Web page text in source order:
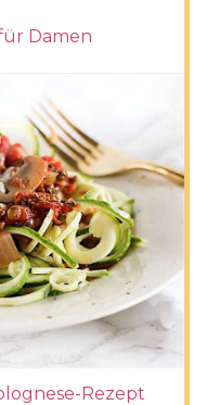
Damen
Rezept